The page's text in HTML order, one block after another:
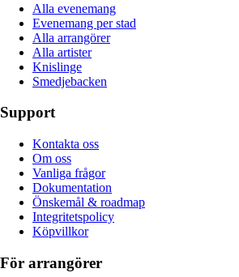
Alla evenemang
Evenemang per stad
Alla arrangörer
Alla artister
Knislinge
Smedjebacken
Support
Kontakta oss
Om oss
Vanliga frågor
Dokumentation
Önskemål & roadmap
Integritetspolicy
Köpvillkor
För arrangörer